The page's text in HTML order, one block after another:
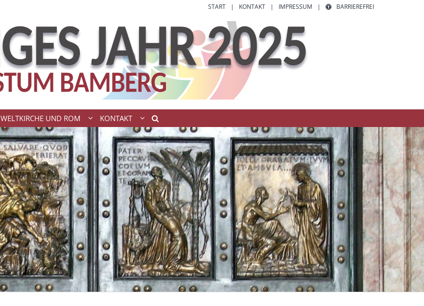
START KONTAKT IMPRESSUM BARRIEREFREI
WELTKIRCHE UND ROM KONTAKT